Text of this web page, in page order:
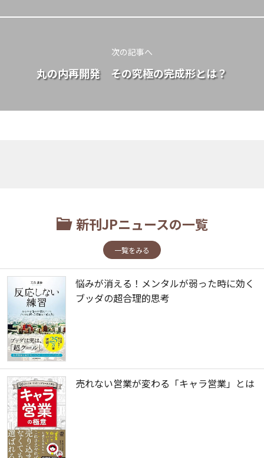
次の記事へ
丸の内再開発 その究極の完成形とは？
新刊JPニュースの一覧
一覧をみる
悩みが消える！メンタルが弱った時に効く
ブッダの超合理的思考
売れない営業が変わる「キャラ営業」とは